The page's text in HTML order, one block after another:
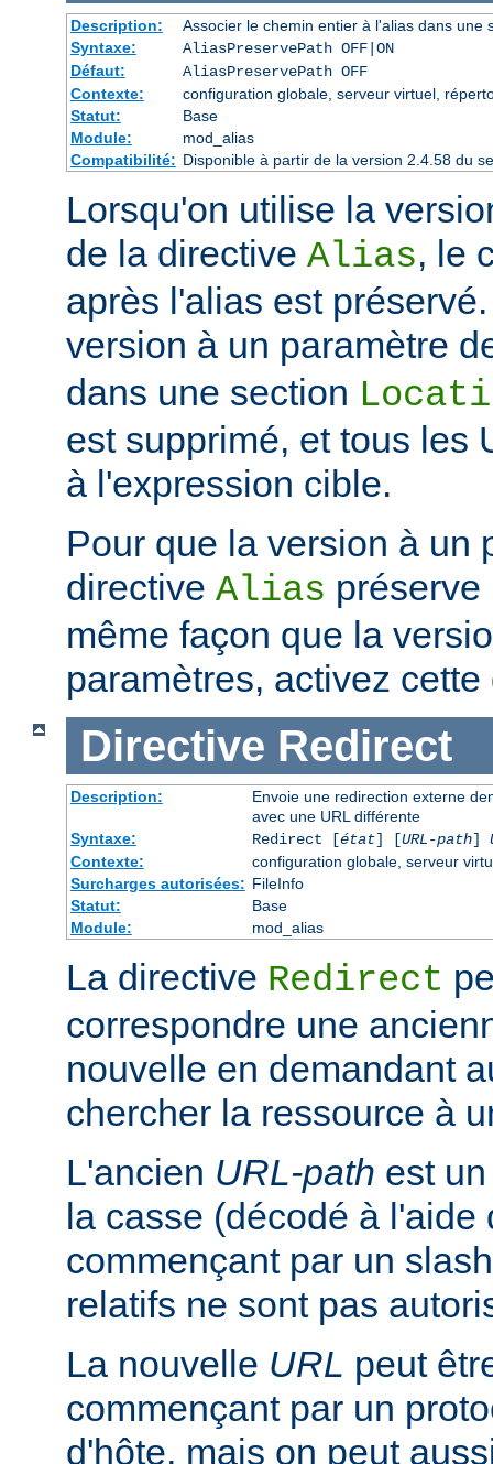
Description:
Associer le chemin entier à l'alias dans une
Syntaxe:
AliasPreservePath OFF|ON
Défaut:
AliasPreservePath OFF
Contexte:
configuration globale, serveur virtuel,
Statut:
Base
Module:
mod_alias
Compatibilité: Disponible à partir de la version 2.4.58 du
Lorsqu'on utilise la
de la directive Alias, le
après l'alias est
version à un paramètre
dans une section
est supprimé, et tous les
à l'expression cible.
Pour que la version à un
directive Alias
même façon que la
paramètres, activez
Directive Redirect
Description:
Envoie une redirection externe
avec une URL différente
Syntaxe:
Redirect [état] [URL-path]
Contexte:
configuration globale, serveur
Surcharges autorisées: FileInfo
Statut:
Base
Module:
mod_alias
La directive Redirect
correspondre une
nouvelle en demandant
chercher la ressource à
L'ancien URL-path est
la casse (décodé à
commençant par un
relatifs ne sont pas
La nouvelle URL peut
commençant par un
d'hôte, mais on peut